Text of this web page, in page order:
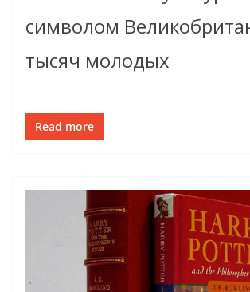
символом
тысяч молодых
Read more